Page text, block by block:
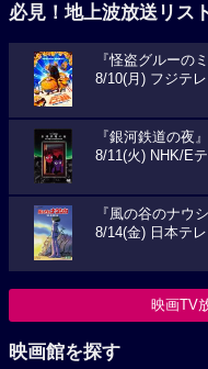
必見！地上波放送リス
『怪盗グルーの
8/10(月) フジテ
『銀河鉄道の夜』
8/11(火) NHK/E
『風の谷のナウシ
8/14(金) 日本テ
映画TV
映画館を探す